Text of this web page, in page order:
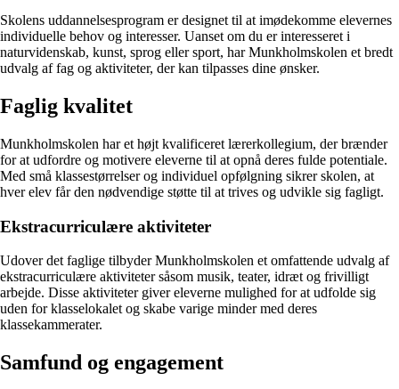
Skolens uddannelsesprogram er designet til at imødekomme elevernes
individuelle behov og interesser. Uanset om du er interesseret i
naturvidenskab, kunst, sprog eller sport, har Munkholmskolen et bredt
udvalg af fag og aktiviteter, der kan tilpasses dine ønsker.
Faglig kvalitet
Munkholmskolen har et højt kvalificeret lærerkollegium, der brænder
for at udfordre og motivere eleverne til at opnå deres fulde potentiale.
Med små klassestørrelser og individuel opfølgning sikrer skolen, at
hver elev får den nødvendige støtte til at trives og udvikle sig fagligt.
Ekstracurriculære aktiviteter
Udover det faglige tilbyder Munkholmskolen et omfattende udvalg af
ekstracurriculære aktiviteter såsom musik, teater, idræt og frivilligt
arbejde. Disse aktiviteter giver eleverne mulighed for at udfolde sig
uden for klasselokalet og skabe varige minder med deres
klassekammerater.
Samfund og engagement